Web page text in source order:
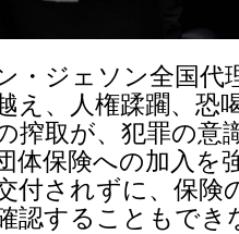
・ジェソン全国代
え、人権蹂躙、恐
搾取が、犯罪の意
団体保険への加入
付されずに、保険
認することもでき